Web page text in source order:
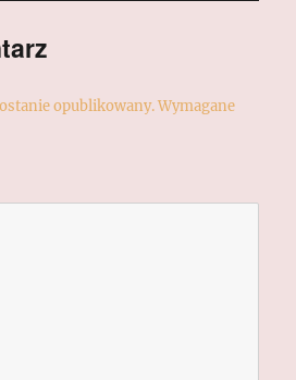
opublikowany. Wymagane